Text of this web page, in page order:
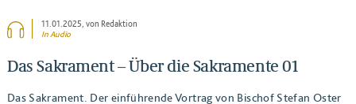
11.01.2025, von Redaktion
In Audio
Das Sakrament – Über die Sakramente 01
Das Sakrament. Der einführende Vortrag von Bischof Stefan Oster